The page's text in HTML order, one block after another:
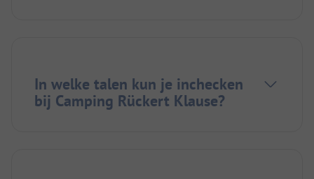
In welke talen kun je inchecken
bij Camping Rückert Klause?